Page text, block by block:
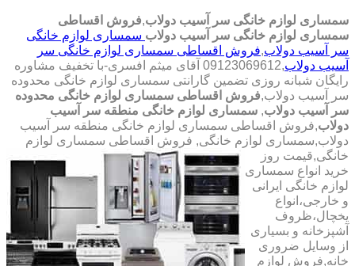
سمساری لوازم خانگی سر آسیب دولاب,فروش اقساطی
سمساری لوازم خانگی سر آسیب دولاب سمساری لوازم خانگی
سر آسیب دولاب,فروش اقساطی سمساری لوازم خانگی سر
آسیب دولاب
,09123069612 آقای میثم افسری-با تخفیف مشاوره
رایگان شبانه روزی تضمین گارانتی سمساری لوازم خانگی محدوده
سر آسیب دولاب,فروش اقساطی سمساری لوازم خانگی محدوده
سر آسیب دولاب, سمساری لوازم خانگی منطقه سر آسیب
دولاب,فروش اقساطی سمساری لوازم خانگی منطقه سر آسیب
دولاب,سمساری لوازم خانگی, فروش اقساطی سمساری لوازم
خانگی,قیمت روز
خرید انواع سمساری
لوازم خانگی ایرانی
و خارجی،انواع
یخچال،ظروف
آشپزخانه و بسیاری
از وسایل ضروری
خانه,فروش لوازم